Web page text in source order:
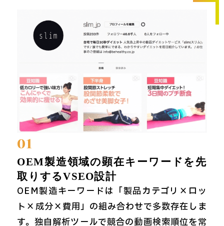
01
OEM製造領域の顕在キーワードを先
取りするVSEO設計
OEM製造キーワードは「製品カテゴリ×ロッ
ト×成分×費用」の組み合わせで多数存在しま
す。独自解析ツールで競合の動画検索順位を常